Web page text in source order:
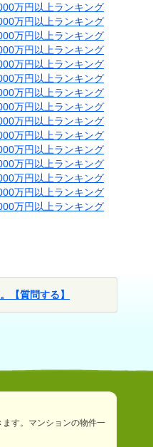
万円以上ランキング
万円以上ランキング
万円以上ランキング
万円以上ランキング
万円以上ランキング
万円以上ランキング
万円以上ランキング
万円以上ランキング
万円以上ランキング
万円以上ランキング
万円以上ランキング
万円以上ランキング
万円以上ランキング
万円以上ランキング
万円以上ランキング
【質問する】
す。マンションの物件一